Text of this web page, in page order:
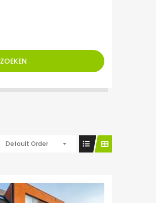
ZOEKEN
Default Order